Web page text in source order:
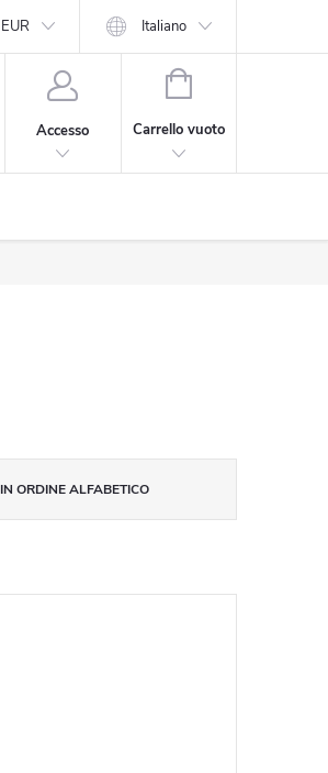
EUR Italiano
Accesso
CARRELLO
SPESA
Carrello vuoto
IN ORDINE ALFABETICO